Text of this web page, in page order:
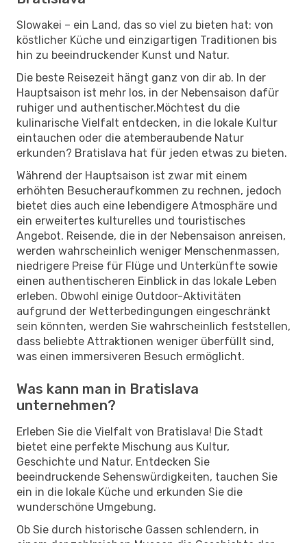
Slowakei – ein Land, das so viel zu bieten hat: von
köstlicher Küche und einzigartigen Traditionen bis
hin zu beeindruckender Kunst und Natur.
Die beste Reisezeit hängt ganz von dir ab. In der
Hauptsaison ist mehr los, in der Nebensaison dafür
ruhiger und authentischer.Möchtest du die
kulinarische Vielfalt entdecken, in die lokale Kultur
eintauchen oder die atemberaubende Natur
erkunden? Bratislava hat für jeden etwas zu bieten.
Während der Hauptsaison ist zwar mit einem
erhöhten Besucheraufkommen zu rechnen, jedoch
bietet dies auch eine lebendigere Atmosphäre und
ein erweitertes kulturelles und touristisches
Angebot. Reisende, die in der Nebensaison anreisen,
werden wahrscheinlich weniger Menschenmassen,
niedrigere Preise für Flüge und Unterkünfte sowie
einen authentischeren Einblick in das lokale Leben
erleben. Obwohl einige Outdoor-Aktivitäten
aufgrund der Wetterbedingungen eingeschränkt
sein könnten, werden Sie wahrscheinlich feststellen,
dass beliebte Attraktionen weniger überfüllt sind,
was einen immersiveren Besuch ermöglicht.
Was kann man in Bratislava
unternehmen?
Erleben Sie die Vielfalt von Bratislava! Die Stadt
bietet eine perfekte Mischung aus Kultur,
Geschichte und Natur. Entdecken Sie
beeindruckende Sehenswürdigkeiten, tauchen Sie
ein in die lokale Küche und erkunden Sie die
wunderschöne Umgebung.
Ob Sie durch historische Gassen schlendern, in